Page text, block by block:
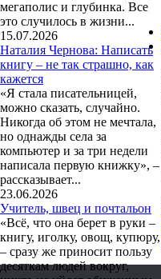
мегаполис и глубинка. Все
это случилось в жизни...
15.07.2026
Наталия Чернова: Написать
книгу – не так страшно, как
кажется
«Я стала писательницей,
можно сказать, случайно.
Никогда об этом не мечтала,
но однажды села за
компьютер и за три недели
написала первую книжку», –
рассказывает...
23.06.2026
Учитель, швец и почтальон
«Всё, что она берет в руки –
книгу, иголку, овощ, купюру,
– сразу же приносит пользу
десяткам людей вокруг,